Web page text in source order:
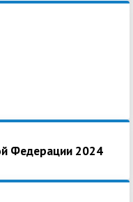
Федерации 2024